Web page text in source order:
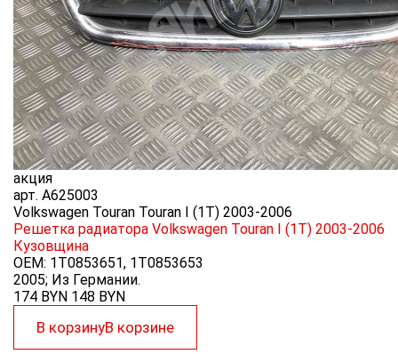
акция
арт. A625003
Volkswagen Touran Touran I (1T) 2003-2006
Решетка радиатора Volkswagen Touran I (1T) 2003-2006
Кузовщина
OEM: 1T0853651, 1T0853653
2005; Из Германии.
174 BYN 148 BYN
В корзинуВ корзине